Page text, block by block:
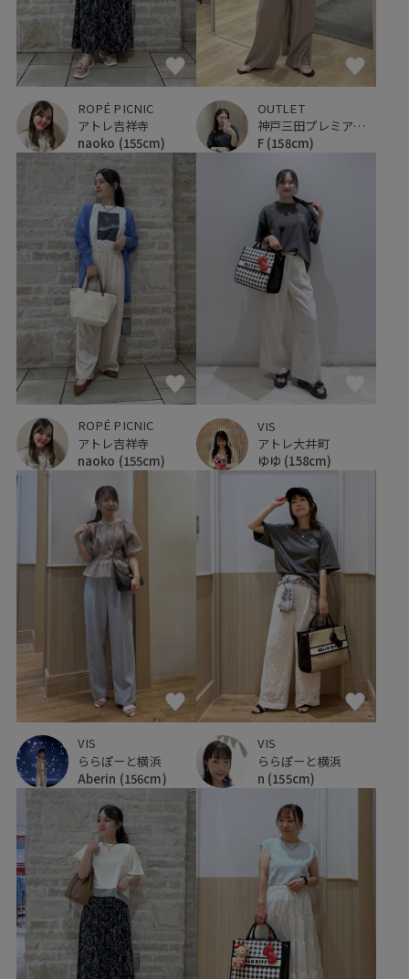
ROPÉ PICNIC
アトレ吉祥寺
naoko (155cm)
OUTLET
神戸三田プレミアム・アウトレット
F (158cm)
ROPÉ PICNIC
アトレ吉祥寺
naoko (155cm)
VIS
アトレ大井町
ゆゆ (158cm)
VIS
ららぽーと横浜
Aberin (156cm)
VIS
ららぽーと横浜
n (155cm)